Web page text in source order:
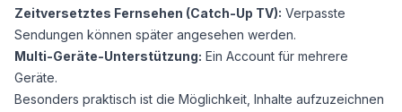
Zeitversetztes Fernsehen (Catch-Up TV): Verpasste
Sendungen können später angesehen werden.
Multi-Geräte-Unterstützung: Ein Account für mehrere
Geräte.
Besonders praktisch ist die Möglichkeit, Inhalte aufzuzeichnen